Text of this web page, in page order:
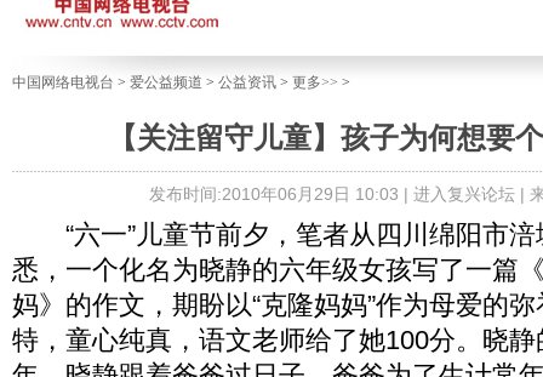
中国网络电视台 > 爱公益频道 > 公益资讯 > 更多>> >
【关注留守儿童】孩子为何想要
发布时间:2010年06月29日 10:03 | 进入复兴论坛|
“六一”儿童节前夕，笔者从四川绵阳市涪
悉，一个化名为晓静的六年级女孩写了一篇
妈》的作文，期盼以“克隆妈妈”作为母爱的
特，童心纯真，语文老师给了她100分。晓